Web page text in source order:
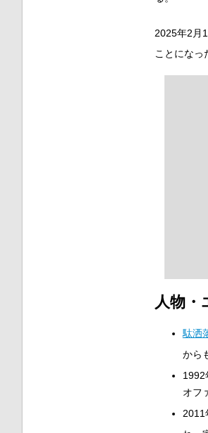
2025年2月
ことになっ
人物・
駄洒
から
1992
オフ
2011